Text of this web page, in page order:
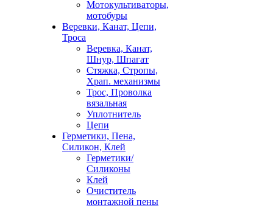
Мотокультиваторы,
мотобуры
Веревки, Канат, Цепи,
Троса
Веревка, Канат,
Шнур, Шпагат
Стяжка, Стропы,
Храп. механизмы
Трос, Проволка
вязальная
Уплотнитель
Цепи
Герметики, Пена,
Силикон, Клей
Герметики/
Силиконы
Клей
Очиститель
монтажной пены